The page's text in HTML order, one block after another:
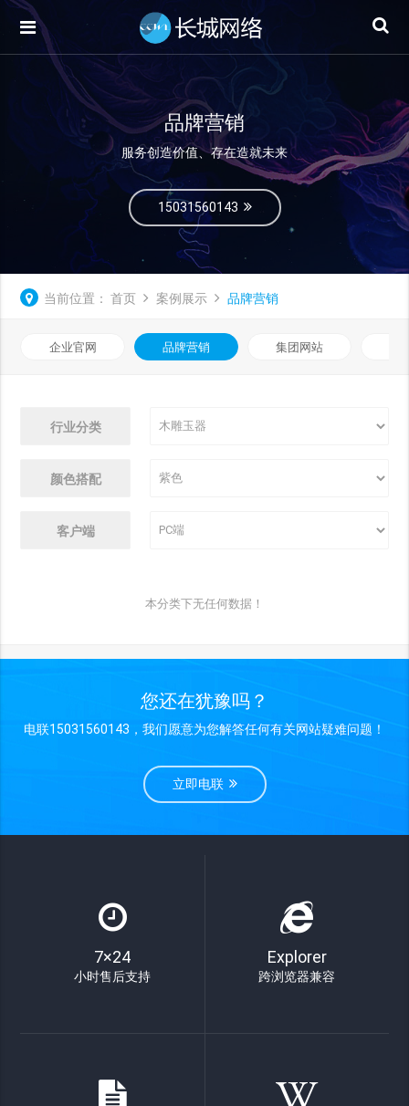
品牌营销
服务创造价值、存在造就未来
15031560143
当前位置： 首页 案例展示 品牌营销
企业官网 品牌营销 集团网站
行业分类
颜色搭配
客户端
本分类下无任何数据！
您还在犹豫吗？
电联15031560143，我们愿意为您解答任何有关网站疑难问题！
立即电联
7×24
小时售后支持
Explorer
跨浏览器兼容